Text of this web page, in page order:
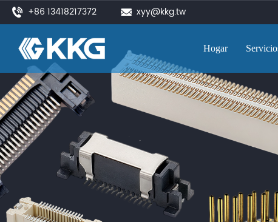
+86 13418217372 xyy@kkg.tw
Hogar